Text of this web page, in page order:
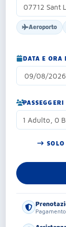
Aeroporto
DATA E ORA
PASSEGGERI
1 Adulto, 0